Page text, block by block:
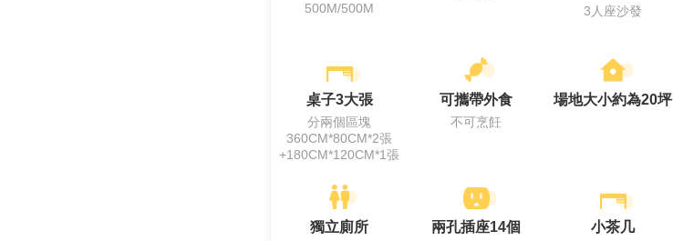
500M/500M 3人座沙發
桌子3大張
分兩個區塊
360CM*80CM*2張
+180CM*120CM*1張
可攜帶外食
不可烹飪
場地大小約為20坪
獨立廁所 兩孔插座14個 小茶几